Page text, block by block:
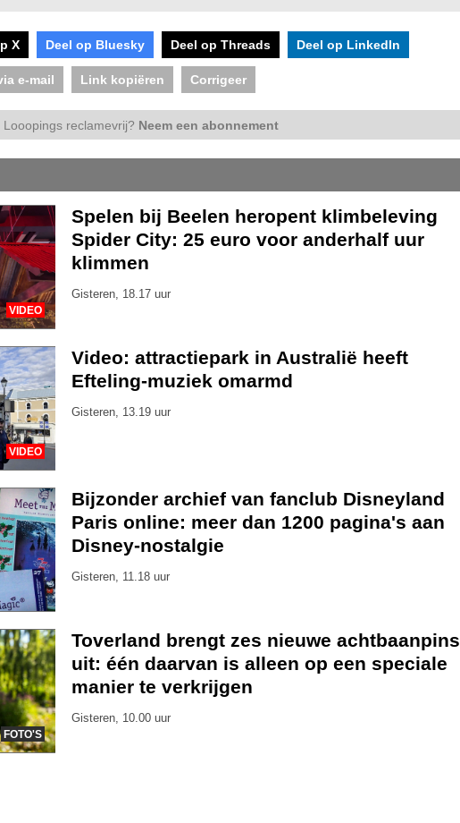
X Deel op Bluesky Deel op Threads Deel op LinkedIn
e-mail Link kopiëren Corrigeer
Looopings reclamevrij? Neem een abonnement
VIDEO
Spelen bij Beelen heropent klimbeleving
Spider City: 25 euro voor anderhalf uur
klimmen
Gisteren, 18.17 uur
VIDEO
Video: attractiepark in Australië heeft
Efteling-muziek omarmd
Gisteren, 13.19 uur
Bijzonder archief van fanclub Disneyland
Paris online: meer dan 1200 pagina's aan
Disney-nostalgie
Gisteren, 11.18 uur
FOTO'S
Toverland brengt zes nieuwe achtbaanpins
uit: één daarvan is alleen op een speciale
manier te verkrijgen
Gisteren, 10.00 uur